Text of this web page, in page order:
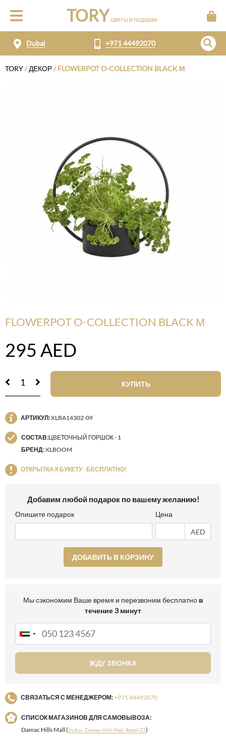
TORY цветы и подарки
Dubai +971 44492070
TORY/ ДЕКОР/ FLOWERPOT O-COLLECTION BLACK М
FLOWERPOT O-COLLECTION BLACK М
295 AED
КУПИТЬ
АРТИКУЛ:XLBA14302-09
СОСТАВ:ЦВЕТОЧНЫЙ ГОРШОК - 1
БРЕНД:XLBOOM
ОТКРЫТКА К БУКЕТУ - БЕСПЛАТНО!
Добавим любой подарок по вашему желанию!
Опишите подарок Цена
AED
ДОБАВИТЬ В КОРЗИНУ
Мы сэкономим Ваше время и перезвоним бесплатно в
течение 3 минут
ЖДУ ЗВОНКА
СВЯЗАТЬСЯ С МЕНЕДЖЕРОМ:+971 44492070
СПИСОК МАГАЗИНОВ ДЛЯ САМОВЫВОЗА:
Damac Hills Mall (Dubai , Damac Hills Mall, Retail 27)